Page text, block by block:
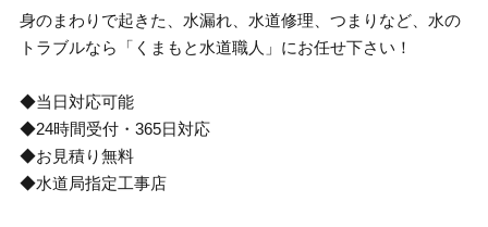
身のまわりで起きた、水漏れ、水道修理、つまりなど、水の
トラブルなら「くまもと水道職人」にお任せ下さい！
◆当日対応可能
◆24時間受付・365日対応
◆お見積り無料
◆水道局指定工事店